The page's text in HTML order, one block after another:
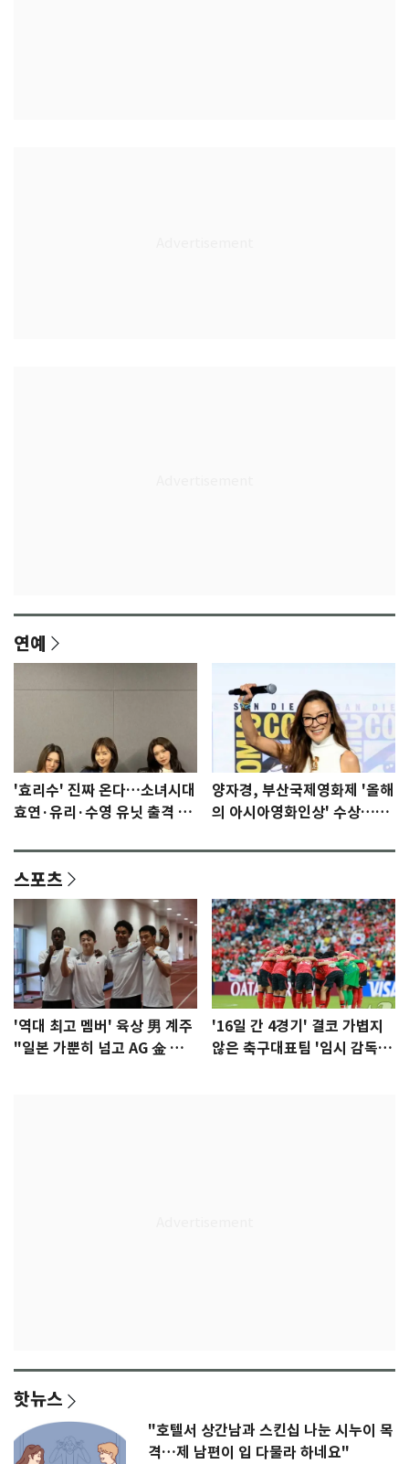
연예
'효리수' 진짜 온다…소녀시대
효연·유리·수영 유닛 출격 [N
양자경, 부산국제영화제 '올해
의 아시아영화인상' 수상…15
스포츠
'역대 최고 멤버' 육상 男 계주
"일본 가뿐히 넘고 AG 金 따겠
'16일 간 4경기' 결코 가볍지
않은 축구대표팀 '임시 감독'
핫뉴스
"호텔서 상간남과 스킨십 나눈 시누이 목
격…제 남편이 입 다물라 하네요"